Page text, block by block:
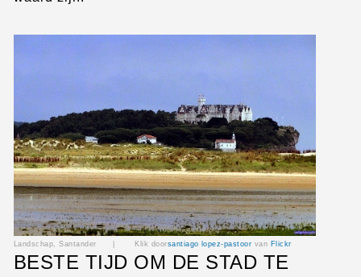
Landschap, Santander | Klik doorsantiago lopez-pastoor van Flickr
BESTE TIJD OM DE STAD TE